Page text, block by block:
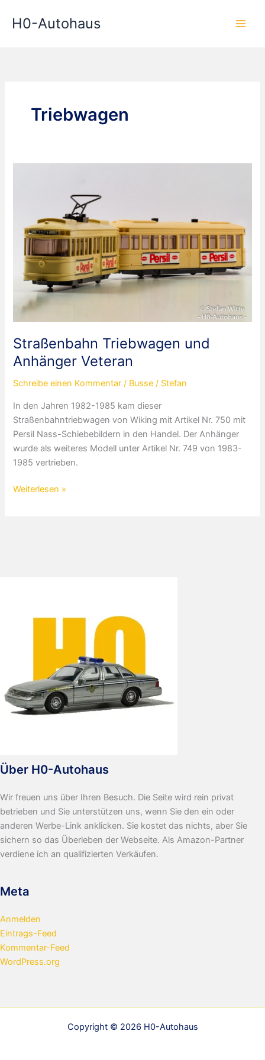
InhaltH0-Autohaus
Triebwagen
Straßenbahn Triebwagen und
Anhänger Veteran
Schreibe einen Kommentar / Busse / Stefan
In den Jahren 1982-1985 kam dieser
Straßenbahntriebwagen von Wiking mit Artikel Nr. 750 mit
Persil Nass-Schiebebildern in den Handel. Der Anhänger
wurde als weiteres Modell unter Artikel Nr. 749 von 1983-
1985 vertrieben.
Straßenbahn
Weiterlesen »
Über H0-Autohaus
Wir freuen uns über Ihren Besuch. Die Seite wird rein privat
betrieben und Sie unterstützen uns, wenn Sie den ein oder
anderen Werbe-Link anklicken. Sie kostet das nichts, aber Sie
sichern so das Überleben der Webseite. Als Amazon-Partner
verdiene ich an qualifizierten Verkäufen.
Meta
Anmelden
Eintrags-Feed
Kommentar-Feed
WordPress.org
Copyright © 2026 H0-Autohaus